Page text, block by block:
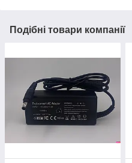
Подібні товари компанії